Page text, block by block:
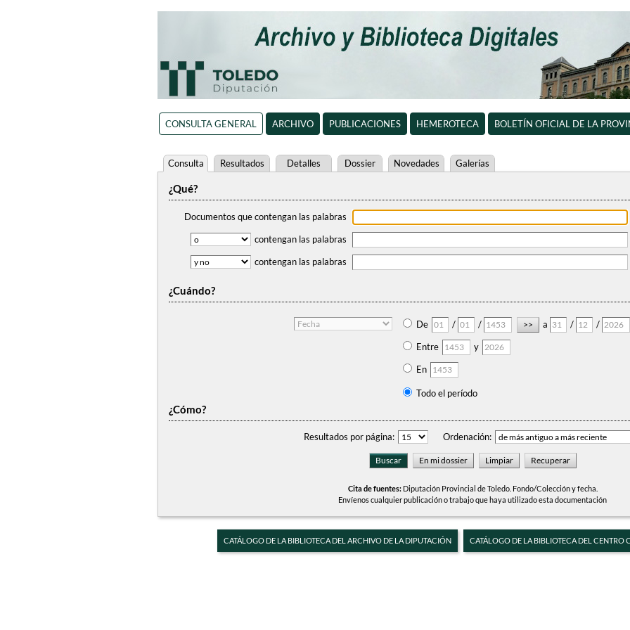
CONSULTA GENERAL ARCHIVO PUBLICACIONES HEMEROTECA BOLETÍN OFICIAL DE LA
Consulta Resultados Detalles Dossier Novedades Galerías
¿Qué?
Documentos que contengan las palabras
contengan las palabras
contengan las palabras
¿Cuándo?
De / / a /
/
Entre
y
En
Todo el período
¿Cómo?
Resultados por página: Ordenación:
Cita de fuentes:Diputación Provincial de Toledo. Fondo/Colección y fecha.
Envíenos cualquier publicación o trabajo que haya utilizado esta documentación
CATÁLOGO DE LA BIBLIOTECA DEL ARCHIVO DE LA DIPUTACIÓN CATÁLOGO DE LA BIBLIOTECA DEL CENTRO